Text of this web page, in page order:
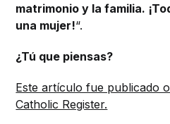
matrimonio y la familia.
una mujer!“.
¿Tú que piensas?
Este artículo fue publicado
Catholic Register.